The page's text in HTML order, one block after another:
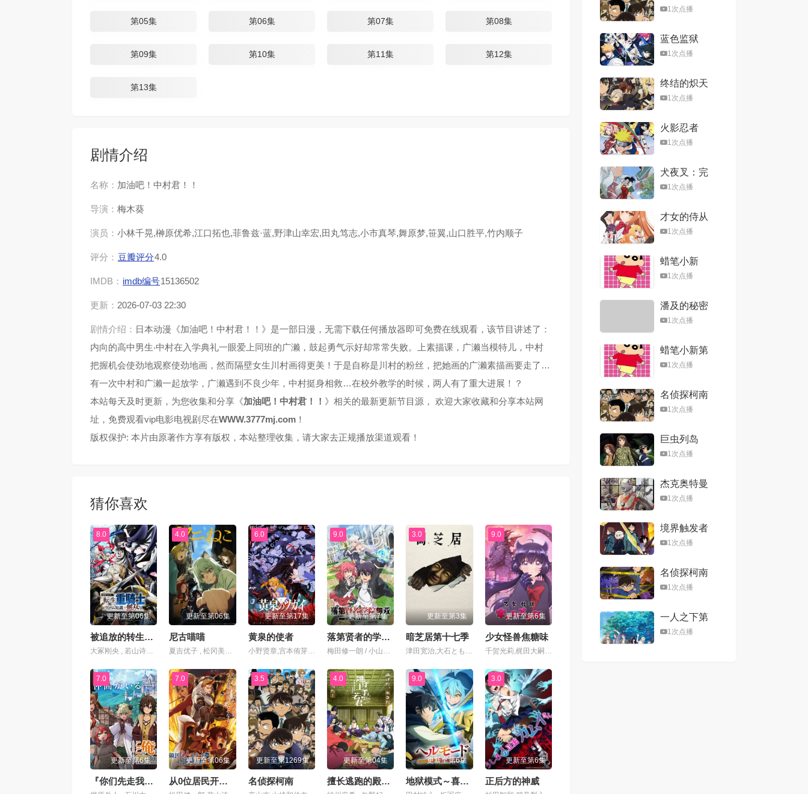
第05集 第06集 第07集 第08集
第09集 第10集 第11集 第12集
第13集
剧情介绍
名称： 加油吧！中村君！！
导演： 梅木葵
演员： 小林千晃,榊原优希,江口拓也,菲鲁兹·蓝,野津山幸宏,田丸笃志,小市真琴,舞原梦,笹翼,山口胜平,竹内顺子
评分： 豆瓣评分4.0
IMDB： imdb编号15136502
更新： 2026-07-03 22:30
剧情介绍： 日本动漫《加油吧！中村君！！》是一部日漫，无需下载任何播放器即可免费在线观看，该节目讲述了：
内向的高中男生‧中村在入学典礼一眼爱上同班的广濑，鼓起勇气示好却常常失败。上素描课，广濑当模特儿，中村
把握机会使劲地观察使劲地画，然而隔壁女生川村画得更美！于是自称是川村的粉丝，把她画的广濑素描画要走了…
有一次中村和广濑一起放学，广濑遇到不良少年，中村挺身相救…在校外教学的时候，两人有了重大进展！？
本站每天及时更新，为您收集和分享《加油吧！中村君！！ 》相关的最新更新节目源， 欢迎大家收藏和分享本站网
址，免费观看vip电影电视剧尽在WWW.3777mj.com ！
版权保护: 本片由原著作方享有版权，本站整理收集，请大家去正规播放渠道观看！
猜你喜欢
8.0
更新至第06集
被追放的转生重骑士用游戏知识开无双
大冢刚央 , 若山诗音 , 阿部菜摘子
4.0
更新至第06集
尼古喵喵
夏吉优子 , 松冈美里 , 船户百合绘 , 清水彩香 , 井泽诗织 , 明智璃子 , 稻田彻
6.0
更新至第17集
黄泉的使者
小野贤章,宫本侑芽,中村悠一,久野美咲,小山力也,本田贵子,岛袋美由利,诹访部顺一
9.0
更新至第7集
落第贤者的学院无双第二回转生，S等级作弊魔术师冒险记
梅田修一朗 / 小山内怜央 / 白石晴香 / 加藤英美里 / 平川大辅 / 东地宏树 / 福原绫香
3.0
更新至第3集
暗芝居第十七季
津田宽治,大石ともこ,土屋咲登子,篠田谅,白川礼, 新纳敏正,三宅美羽,中村朱里,山根馅,五郎丸莉菜,花谷聪亮,拓也,翔司
9.0
更新至第6集
少女怪兽焦糖味
千贺光莉,梶田大嗣,关根明良,白石晴香,三石琴乃,小西克幸,松井惠理子
7.0
更新至第6集
『你们先走我断后』，于是10年后我成为了传说
7.0
更新至第06集
从0位居民开始的边境领主大人
3.5
更新至第1269集
名侦探柯南
4.0
更新至第04集
擅长逃跑的殿下第二季
9.0
更新至第6集
地狱模式～喜欢速通游戏的玩家在废设定异世界无双～第二季
3.0
更新至第6集
正后方的神威
1次点播
蓝色监狱
1次点播
终结的炽天
使：名古屋
1次点播
火影忍者
1次点播
犬夜叉：完
结篇1次点播
才女的侍从
在满是高岭
顾（毫无生
活自理能力
1次点播
蜡笔小新
1次点播
潘及的秘密
日记1次点播
蜡笔小新第
二季1次点播
名侦探柯南
国语版
1次点播
巨虫列岛
OVA1次点播
杰克奥特曼
1次点播
境界触发者
1次点播
名侦探柯南
（普通话）
1次点播
一人之下第
四季1次点播